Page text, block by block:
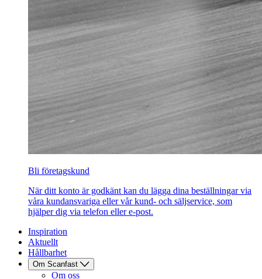
Bli företagskund
När ditt konto är godkänt kan du lägga dina beställningar via
våra kundansvariga eller vår kund- och säljservice, som
hjälper dig via telefon eller e-post.
Inspiration
Aktuellt
Hållbarhet
Om Scanfast
Om oss